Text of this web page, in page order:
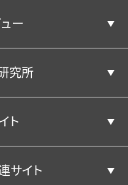
養成の目的
員
施設
施設
書館
ンコース
ース
紹介
ース
コース
ントコース
学科
学科
教員
グラム
課外講座）
ベント）
友会
利厚生）
ー
声
声
究所
究所
ト
高等学校
サイト